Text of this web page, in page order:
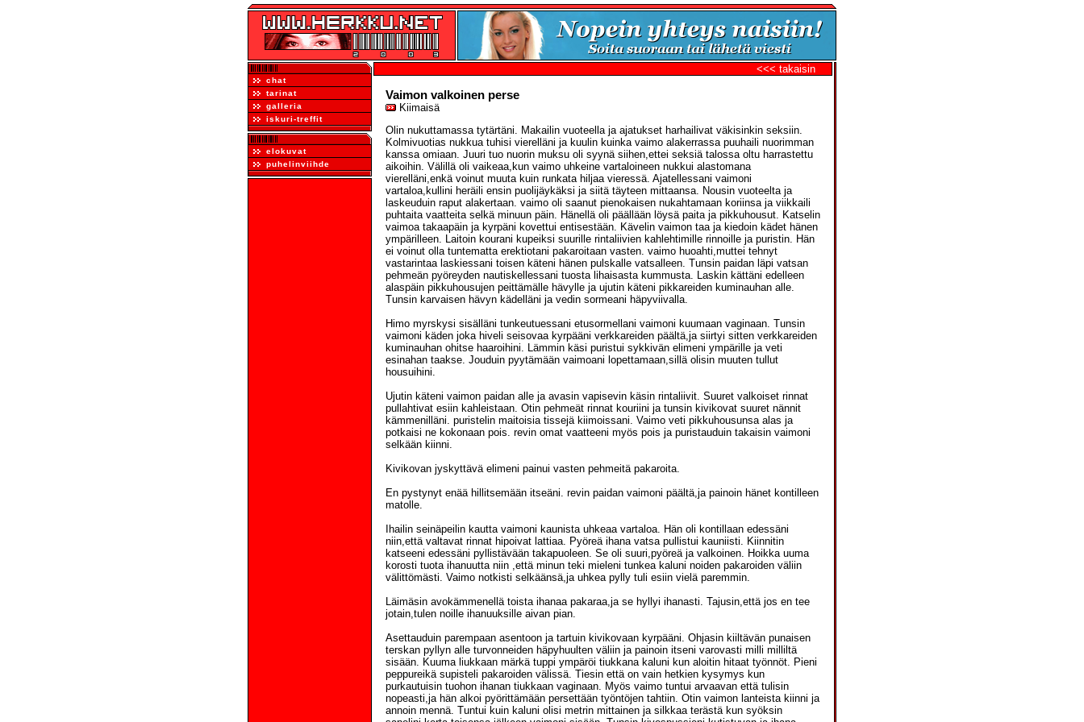
chat
tarinat
galleria
iskuri-treffit
elokuvat
puhelinviihde
<<< takaisin
Vaimon valkoinen perse
Kiimaisä
Olin nukuttamassa tytärtäni. Makailin vuoteella ja ajatukset harhailivat väkisinkin seksiin.
Kolmivuotias nukkua tuhisi vierelläni ja kuulin kuinka vaimo alakerrassa puuhaili nuorimman
kanssa omiaan. Juuri tuo nuorin muksu oli syynä siihen,ettei seksiä talossa oltu harrastettu
aikoihin. Välillä oli vaikeaa,kun vaimo uhkeine vartaloineen nukkui alastomana
vierelläni,enkä voinut muuta kuin runkata hiljaa vieressä. Ajatellessani vaimoni
vartaloa,kullini heräili ensin puolijäykäksi ja siitä täyteen mittaansa. Nousin vuoteelta ja
laskeuduin raput alakertaan. vaimo oli saanut pienokaisen nukahtamaan koriinsa ja viikkaili
puhtaita vaatteita selkä minuun päin. Hänellä oli päällään löysä paita ja pikkuhousut. Katselin
vaimoa takaapäin ja kyrpäni kovettui entisestään. Kävelin vaimon taa ja kiedoin kädet hänen
ympärilleen. Laitoin kourani kupeiksi suurille rintaliivien kahlehtimille rinnoille ja puristin. Hän
ei voinut olla tuntematta erektiotani pakaroitaan vasten. vaimo huoahti,muttei tehnyt
vastarintaa laskiessani toisen käteni hänen pulskalle vatsalleen. Tunsin paidan läpi vatsan
pehmeän pyöreyden nautiskellessani tuosta lihaisasta kummusta. Laskin kättäni edelleen
alaspäin pikkuhousujen peittämälle hävylle ja ujutin käteni pikkareiden kuminauhan alle.
Tunsin karvaisen hävyn kädelläni ja vedin sormeani häpyviivalla.
Himo myrskysi sisälläni tunkeutuessani etusormellani vaimoni kuumaan vaginaan. Tunsin
vaimoni käden joka hiveli seisovaa kyrpääni verkkareiden päältä,ja siirtyi sitten verkkareiden
kuminauhan ohitse haaroihini. Lämmin käsi puristui sykkivän elimeni ympärille ja veti
esinahan taakse. Jouduin pyytämään vaimoani lopettamaan,sillä olisin muuten tullut
housuihini.
Ujutin käteni vaimon paidan alle ja avasin vapisevin käsin rintaliivit. Suuret valkoiset rinnat
pullahtivat esiin kahleistaan. Otin pehmeät rinnat kouriini ja tunsin kivikovat suuret nännit
kämmenilläni. puristelin maitoisia tissejä kiimoissani. Vaimo veti pikkuhousunsa alas ja
potkaisi ne kokonaan pois. revin omat vaatteeni myös pois ja puristauduin takaisin vaimoni
selkään kiinni.
Kivikovan jyskyttävä elimeni painui vasten pehmeitä pakaroita.
En pystynyt enää hillitsemään itseäni. revin paidan vaimoni päältä,ja painoin hänet kontilleen
matolle.
Ihailin seinäpeilin kautta vaimoni kaunista uhkeaa vartaloa. Hän oli kontillaan edessäni
niin,että valtavat rinnat hipoivat lattiaa. Pyöreä ihana vatsa pullistui kauniisti. Kiinnitin
katseeni edessäni pyllistävään takapuoleen. Se oli suuri,pyöreä ja valkoinen. Hoikka uuma
korosti tuota ihanuutta niin ,että minun teki mieleni tunkea kaluni noiden pakaroiden väliin
välittömästi. Vaimo notkisti selkäänsä,ja uhkea pylly tuli esiin vielä paremmin.
Läimäsin avokämmenellä toista ihanaa pakaraa,ja se hyllyi ihanasti. Tajusin,että jos en tee
jotain,tulen noille ihanuuksille aivan pian.
Asettauduin parempaan asentoon ja tartuin kivikovaan kyrpääni. Ohjasin kiiltävän punaisen
terskan pyllyn alle turvonneiden häpyhuulten väliin ja painoin itseni varovasti milli milliltä
sisään. Kuuma liukkaan märkä tuppi ympäröi tiukkana kaluni kun aloitin hitaat työnnöt. Pieni
peppureikä supisteli pakaroiden välissä. Tiesin että on vain hetkien kysymys kun
purkautuisin tuohon ihanan tiukkaan vaginaan. Myös vaimo tuntui arvaavan että tulisin
nopeasti,ja hän alkoi pyörittämään persettään työntöjen tahtiin. Otin vaimon lanteista kiinni ja
annoin mennä. Tuntui kuin kaluni olisi metrin mittainen ja silkkaa terästä kun syöksin